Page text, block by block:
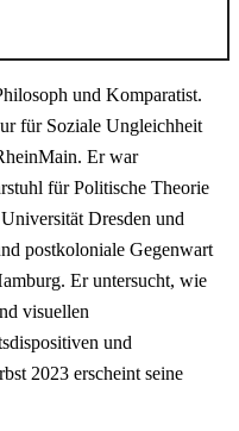
aufbrechen und es den
für räumliche Gestaltung
sowie über das Konzept
es für den STADT_RAUM
Johannes
Wagner
von Alters- und
urbanen Räume
von SHIFTING
stellt Nicola Schubert die
aus beiden
eine Einführung in die
Lenz, AG Kritische
und Komparatist.
für Soziale Ungleichheit
Er war
für Politische Theorie
Dresden und
postkoloniale Gegenwart
Er untersucht, wie
visuellen
und
2023 erscheint seine